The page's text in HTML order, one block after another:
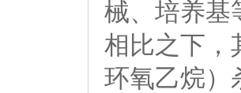
械、培养基
相比之下，
环氧乙烷）